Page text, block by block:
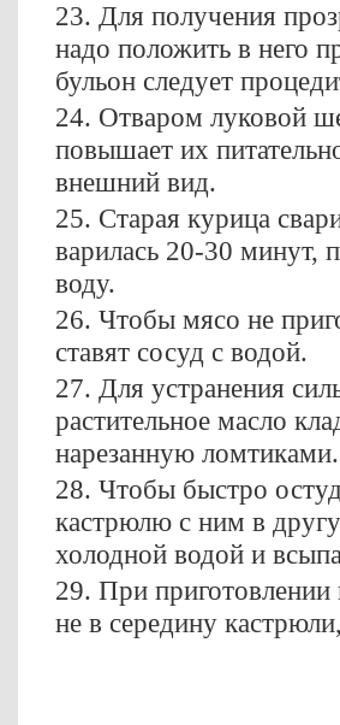
23. Для получения
надо положить в него
бульон следует
24. Отваром луковой
повышает их
внешний вид.
25. Старая курица
варилась 20-30 минут,
воду.
26. Чтобы мясо не
ставят сосуд с водой.
27. Для устранения
растительное масло
нарезанную ломтиками.
28. Чтобы быстро
кастрюлю с ним в
холодной водой и
29. При приготовлении
не в середину